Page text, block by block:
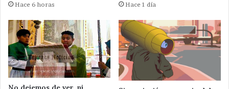
Hace 6 horas Hace 1 día